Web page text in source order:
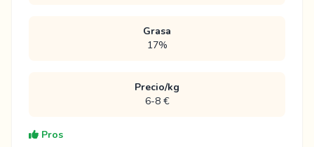
Grasa
17%
Precio/kg
6-8 €
Pros